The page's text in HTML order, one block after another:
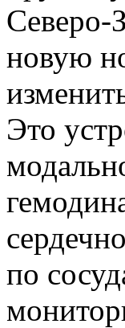
Северо-
новую
Это
по